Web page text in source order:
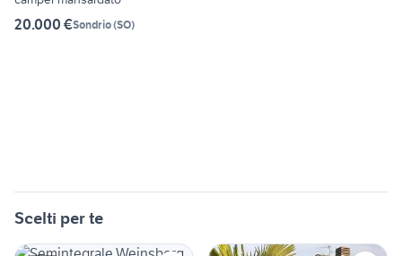
20.000 €Sondrio(SO)
Scelti per te